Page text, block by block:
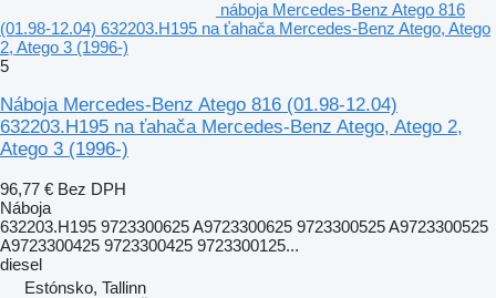
náboja Mercedes-Benz Atego 816
(01.98-12.04) 632203.H195 na ťahača Mercedes-Benz Atego, Atego
2, Atego 3 (1996-)
5
Náboja Mercedes-Benz Atego 816 (01.98-12.04)
632203.H195 na ťahača Mercedes-Benz Atego, Atego 2,
Atego 3 (1996-)
96,77 € Bez DPH
Náboja
632203.H195 9723300625 A9723300625 9723300525 A9723300525
A9723300425 9723300425 9723300125...
diesel
Estónsko, Tallinn